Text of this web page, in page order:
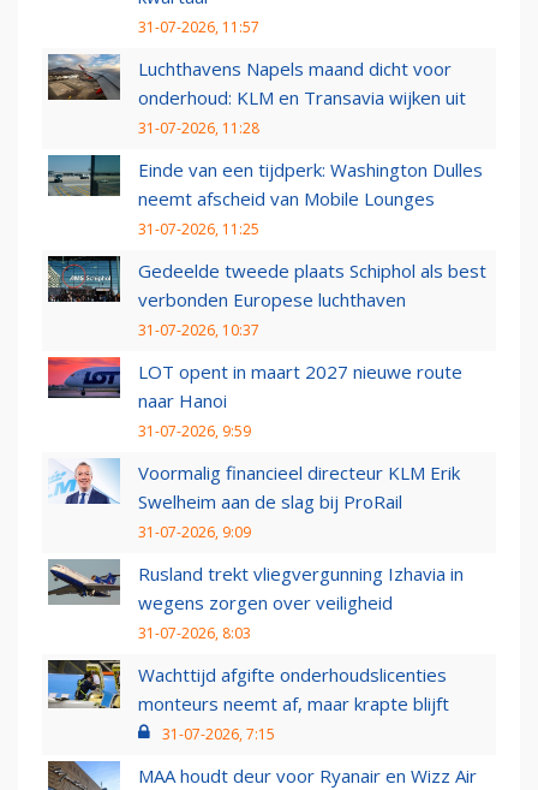
31-07-2026, 11:57
Luchthavens Napels maand dicht voor
onderhoud: KLM en Transavia wijken uit
31-07-2026, 11:28
Einde van een tijdperk: Washington Dulles
neemt afscheid van Mobile Lounges
31-07-2026, 11:25
Gedeelde tweede plaats Schiphol als best
verbonden Europese luchthaven
31-07-2026, 10:37
LOT opent in maart 2027 nieuwe route
naar Hanoi
31-07-2026, 9:59
Voormalig financieel directeur KLM Erik
Swelheim aan de slag bij ProRail
31-07-2026, 9:09
Rusland trekt vliegvergunning Izhavia in
wegens zorgen over veiligheid
31-07-2026, 8:03
Wachttijd afgifte onderhoudslicenties
monteurs neemt af, maar krapte blijft
31-07-2026, 7:15
MAA houdt deur voor Ryanair en Wizz Air